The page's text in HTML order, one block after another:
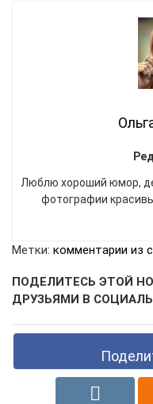
Люблю хороший юмор,
фотографии
Метки: комментарии из
ПОДЕЛИТЕСЬ ЭТОЙ
ДРУЗЬЯМИ В